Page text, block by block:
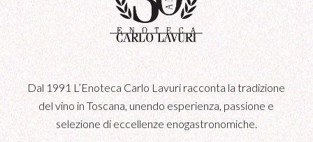
Dal 1991 L’Enoteca Carlo Lavuri racconta la tradizione
del vino in Toscana, unendo esperienza, passione e
selezione di eccellenze enogastronomiche.